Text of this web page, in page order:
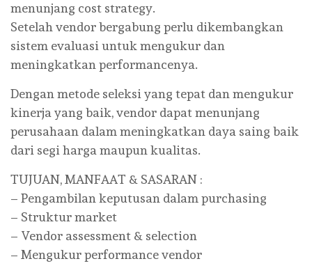
menunjang cost strategy.
Setelah vendor bergabung perlu dikembangkan
sistem evaluasi untuk mengukur dan
meningkatkan performancenya.
Dengan metode seleksi yang tepat dan mengukur
kinerja yang baik, vendor dapat menunjang
perusahaan dalam meningkatkan daya saing baik
dari segi harga maupun kualitas.
TUJUAN, MANFAAT & SASARAN :
– Pengambilan keputusan dalam purchasing
– Struktur market
– Vendor assessment & selection
– Mengukur performance vendor